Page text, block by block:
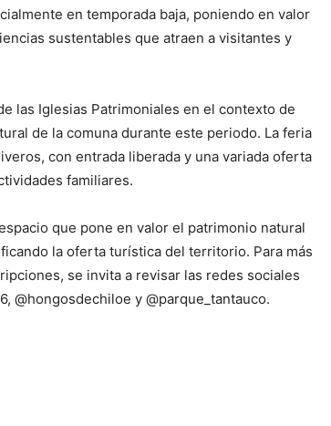
en temporada baja, poniendo en valor
sustentables que atraen a visitantes y
las Iglesias Patrimoniales en el contexto de
de la comuna durante este periodo. La feria
con entrada liberada y una variada oferta
familiares.
que pone en valor el patrimonio natural
la oferta turística del territorio. Para más
se invita a revisar las redes sociales
@hongosdechiloe y @parque_tantauco.